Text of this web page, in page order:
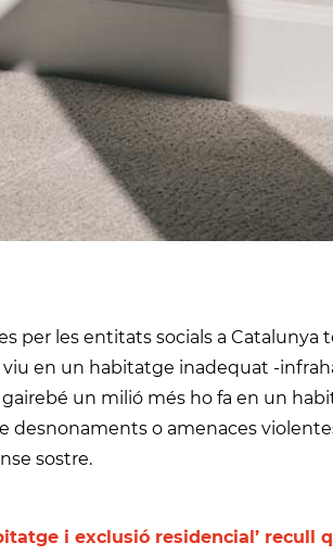
per les entitats socials a
viu en un habitatge inadequat -
un milió més ho fa en un
desnonaments o amenaces
sostre.
i exclusió residencial’